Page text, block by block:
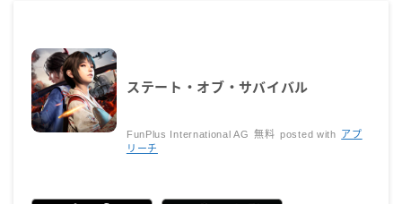
ステート・オブ・サバイバル
FunPlus International AG 無料 posted with アプ
リーチ